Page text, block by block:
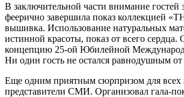
В заключительной части внимание
феерично завершила показ коллекцией
вышивка. Использование натуральных
истинной красоты, показ от всего
концепцию 25-ой Юбилейной
Ни один гость не остался равнодушным
Еще одним приятным сюрпризом для всех
представители СМИ. Организовал гала-